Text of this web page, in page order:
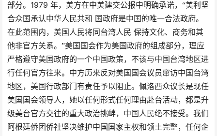
部分。 1979 年，美方在中美建交公报中明确承诺，“美利坚
合众国承认中华人民共和 国政府是中国的唯一合法政府。
在此范围内，美国人民将同台湾人民 保持文化、商务和其
他非官方关系。”美国国会作为美国政府的组成部分，理应
严格遵守美国政府的一个中国政策，不该与中国台湾地区进
行任何官方往来。中方历来反对美国国会议员窜访中国台湾
地区，美国行政部门有责任予以阻止。佩洛西众议长是现任
美国国会领导人，她以任何形式任何理由赴台活动，都是升
级美台官方交往的重大政治挑衅，中国人民绝不接受。我们
阿根廷侨团侨社坚决维护中国国家主权和领土完整，任何企